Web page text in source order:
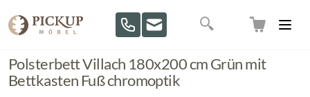
Suche
Polsterbett Villach 180x200 cm Grün mit
Bettkasten Fuß chromoptik